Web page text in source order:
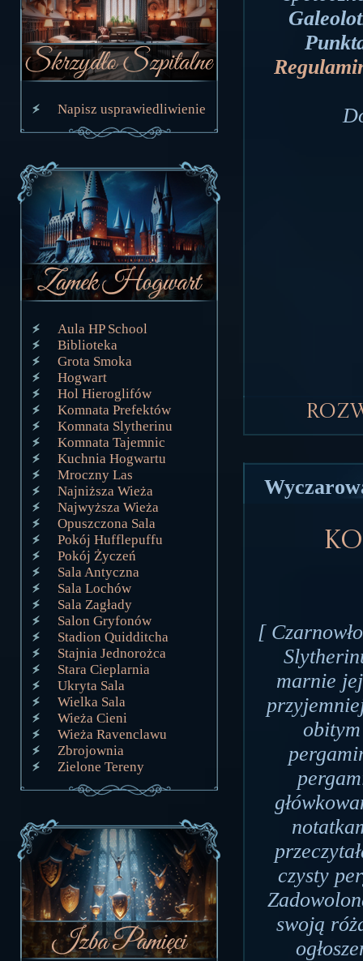
Napisz usprawiedliwienie
Aula HP School
Biblioteka
Grota Smoka
Hogwart
Hol Hieroglifów
Komnata Prefektów
Komnata Slytherinu
Komnata Tajemnic
Kuchnia Hogwartu
Mroczny Las
Najniższa Wieża
Najwyższa Wieża
Opuszczona Sala
Pokój Hufflepuffu
Pokój Życzeń
Sala Antyczna
Sala Lochów
Sala Zagłady
Salon Gryfonów
Stadion Quidditcha
Stajnia Jednorożca
Stara Cieplarnia
Ukryta Sala
Wielka Sala
Wieża Cieni
Wieża Ravenclawu
Zbrojownia
Zielone Tereny
[
marnie
obitym
czysty
swoją